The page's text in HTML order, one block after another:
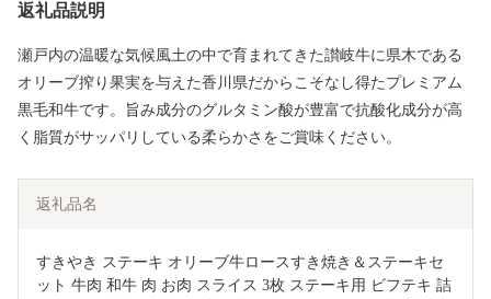
返礼品説明
瀬戸内の温暖な気候風土の中で育まれてきた讃岐牛に県木である
オリーブ搾り果実を与えた香川県だからこそなし得たプレミアム
黒毛和牛です。旨み成分のグルタミン酸が豊富で抗酸化成分が高
く脂質がサッパリしている柔らかさをご賞味ください。
返礼品名
すきやき ステーキ オリーブ牛ロースすき焼き＆ステーキセ
ット 牛肉 和牛 肉 お肉 スライス 3枚 ステーキ用 ビフテキ 詰